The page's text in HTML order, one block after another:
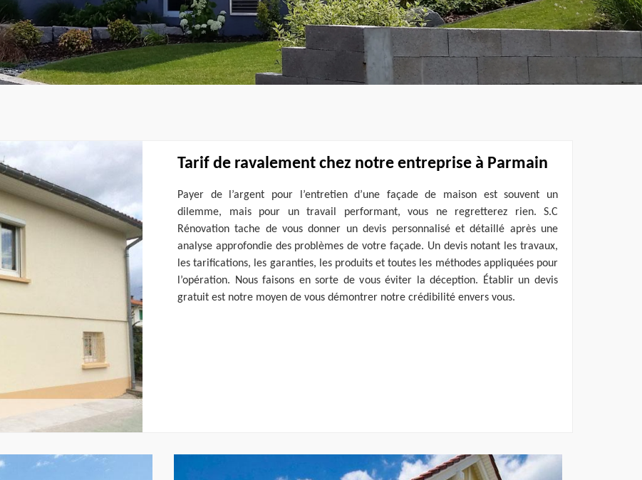
Tarif de ravalement chez notre entreprise à Parmain
Payer de l’argent pour l’entretien d’une façade de maison est souvent un
dilemme, mais pour un travail performant, vous ne regretterez rien. S.C
Rénovation tache de vous donner un devis personnalisé et détaillé après une
analyse approfondie des problèmes de votre façade. Un devis notant les travaux,
les tarifications, les garanties, les produits et toutes les méthodes appliquées pour
l’opération. Nous faisons en sorte de vous éviter la déception. Établir un devis
gratuit est notre moyen de vous démontrer notre crédibilité envers vous.